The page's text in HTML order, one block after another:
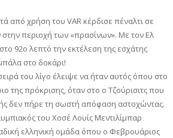
από χρήση του VAR κέρδισε πέναλτι σε
περιοχή των «πρασίνων». Με τον Ελ
92ο λεπτό την εκτέλεση της εσχάτης
στο δοκάρι!
του λίγο έλειψε να ήταν αυτός όπου στο
της πρόκρισης, όταν στο ο Τζούρισιτς που
δεν πήρε τη σωστή απόφαση αστοχώντας.
του Χοσέ Λουίς Μεντιλίμπαρ
ελληνική ομάδα όπου ο Φεβρουάριος